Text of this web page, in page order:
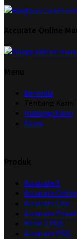
Beranda
Hubungi Kami
News
Accurate 5
Accurate
Accurate Lite
Accurate
Rene 2 POS
Accurate POS